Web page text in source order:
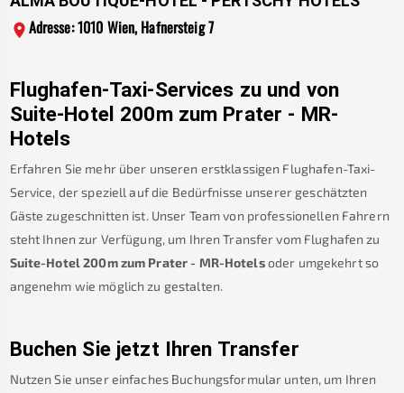
Adresse: 1010 Wien, Hafnersteig 7
Flughafen-Taxi-Services zu und von
Suite-Hotel 200m zum Prater - MR-
Hotels
Erfahren Sie mehr über unseren erstklassigen Flughafen-Taxi-
Service, der speziell auf die Bedürfnisse unserer geschätzten
Gäste zugeschnitten ist. Unser Team von professionellen Fahrern
steht Ihnen zur Verfügung, um Ihren Transfer vom Flughafen zu
Suite-Hotel 200m zum Prater - MR-Hotelsoder umgekehrt so
angenehm wie möglich zu gestalten.
Buchen Sie jetzt Ihren Transfer
Nutzen Sie unser einfaches Buchungsformular unten, um Ihren